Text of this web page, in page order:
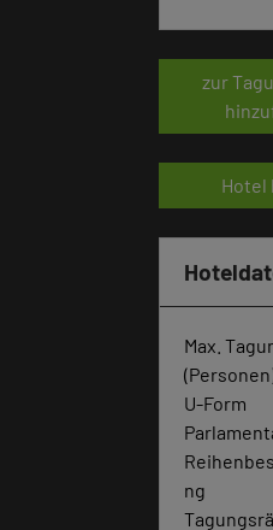
zur
Hotel
Max.
U-Form
ng